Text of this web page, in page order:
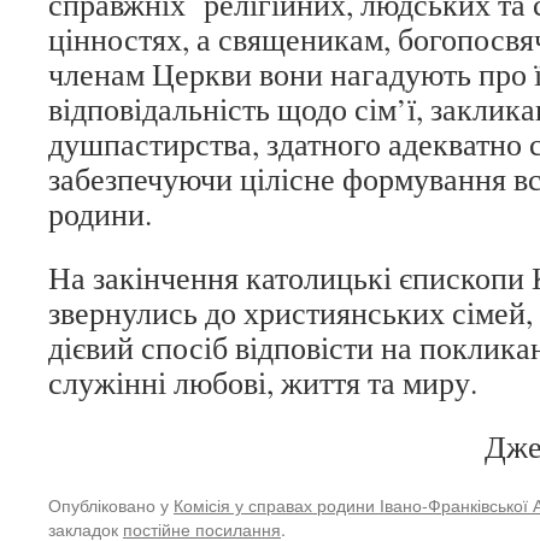
цінностях, а священикам,
членам Церкви вони нагадують про
відповідальність щодо сім’ї,
душпастирства, здатного
забезпечуючи цілісне формування
родини.
На закінчення католицькі єпископи
звернулись до християнських
дієвий спосіб відповісти на
служінні любові, життя та миру.
Опубліковано у Комісія у справах родини Івано-Франківської
закладок постійне посилання.